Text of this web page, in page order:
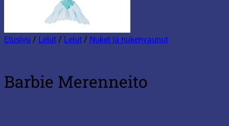
Etusivu / Lelut / Lelut / Nuket ja nukenvaunut
Barbie Merenneito